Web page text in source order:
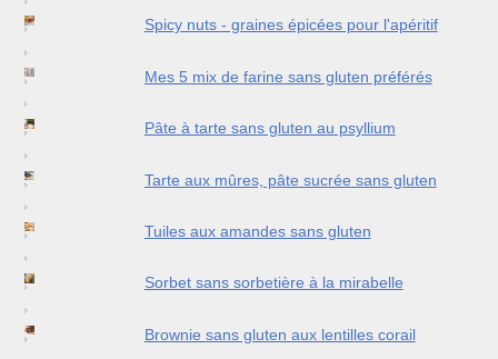
Spicy nuts - graines épicées pour l'apéritif
Mes 5 mix de farine sans gluten préférés
Pâte à tarte sans gluten au psyllium
Tarte aux mûres, pâte sucrée sans gluten
Tuiles aux amandes sans gluten
Sorbet sans sorbetière à la mirabelle
Brownie sans gluten aux lentilles corail